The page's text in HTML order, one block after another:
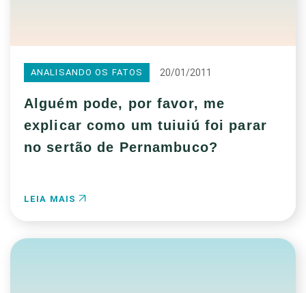
ANALISANDO OS FATOS 20/01/2011
Alguém pode, por favor, me
explicar como um tuiuiú foi parar
no sertão de Pernambuco?
LEIA MAIS